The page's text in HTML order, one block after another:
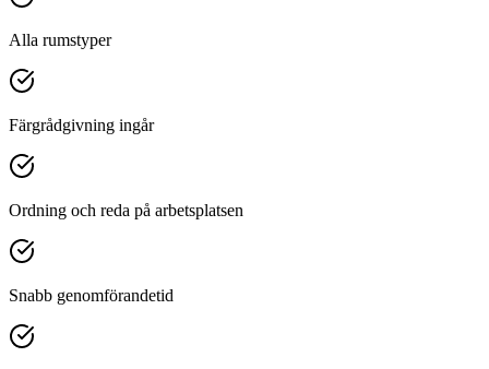
Alla rumstyper
Färgrådgivning ingår
Ordning och reda på arbetsplatsen
Snabb genomförandetid